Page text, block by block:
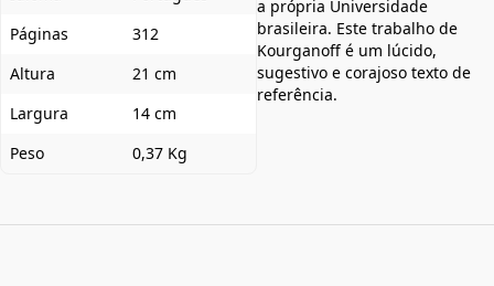
Páginas
312
Altura
21 cm
Largura
14 cm
Peso
0,37 Kg
a própria Universidade
brasileira. Este trabalho de
Kourganoff é um lúcido,
sugestivo e corajoso texto de
referência.